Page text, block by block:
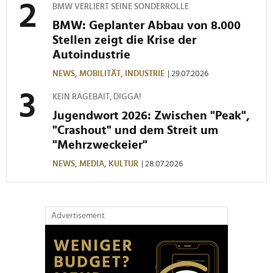
soziale Medien, Werbung und Analysen weiter. Unsere
Partner führen diese Informationen möglicherweise mit
weiteren Daten zusammen, die Sie ihnen bereitgestellt
haben oder die sie im Rahmen Ihrer Nutzung der Dienste
BMW VERLIERT SEINE SONDERROLLE
BMW: Geplanter Abbau von 8.000
Stellen zeigt die Krise der
Autoindustrie
NEWS, MOBILITÄT, INDUSTRIE | 29.07.2026
KEIN RAGEBAIT, DIGGA!
Jugendwort 2026: Zwischen "Peak",
"Crashout" und dem Streit um
"Mehrzweckeier"
NEWS, MEDIA, KULTUR | 28.07.2026
Advertisement